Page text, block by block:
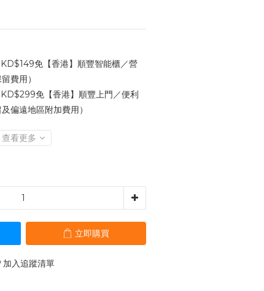
免【香港】順豐智能櫃／營
費用）
免【香港】順豐上門／便利
偏遠地區附加費用）
查看更多
立即購買
加入追蹤清單